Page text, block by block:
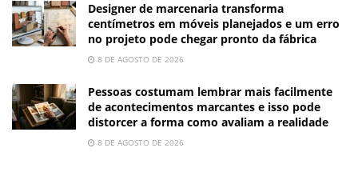
Designer de marcenaria transforma
centímetros em móveis planejados e um erro
no projeto pode chegar pronto da fábrica
8 DE AGOSTO DE 2026
Pessoas costumam lembrar mais facilmente
de acontecimentos marcantes e isso pode
distorcer a forma como avaliam a realidade
8 DE AGOSTO DE 2026